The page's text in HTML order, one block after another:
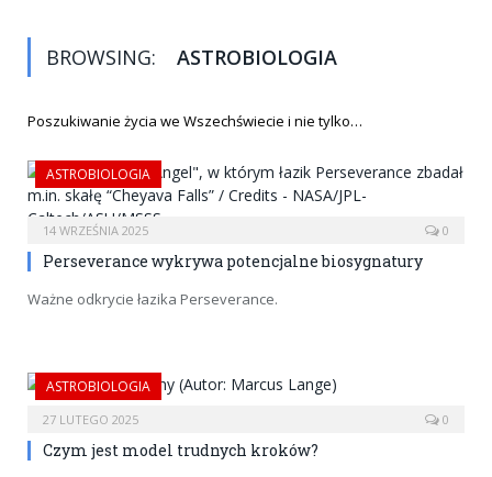
BROWSING: ASTROBIOLOGIA
Poszukiwanie życia we Wszechświecie i nie tylko…
ASTROBIOLOGIA
14 WRZEŚNIA 2025 0
Perseverance wykrywa potencjalne biosygnatury
Ważne odkrycie łazika Perseverance.
ASTROBIOLOGIA
27 LUTEGO 2025 0
Czym jest model trudnych kroków?